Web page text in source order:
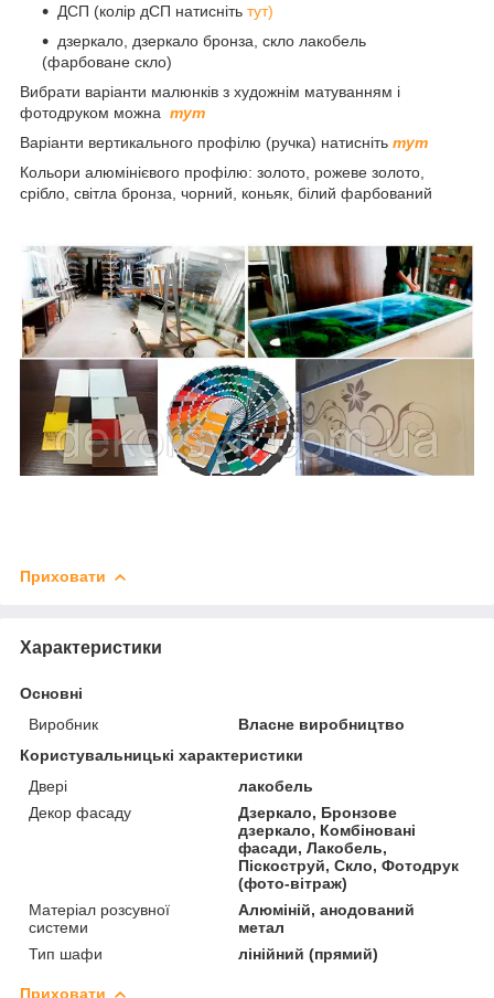
ДСП (колір дСП натисніть тут)
дзеркало, дзеркало бронза, скло лакобель
(фарбоване скло)
Вибрати варіанти малюнків з художнім матуванням і
фотодруком можна тут
Варіанти вертикального профілю (ручка) натисніть тут
Кольори алюмінієвого профілю: золото, рожеве золото,
срібло, світла бронза, чорний, коньяк, білий фарбований
Приховати
Характеристики
Основні
Виробник
Власне виробництво
Користувальницькі характеристики
Двері
лакобель
Декор фасаду
Дзеркало, Бронзове
дзеркало, Комбіновані
фасади, Лакобель,
Піскоструй, Скло, Фотодрук
(фото-вітраж)
Матеріал розсувної
системи
Алюміній, анодований
метал
Тип шафи
лінійний (прямий)
Приховати